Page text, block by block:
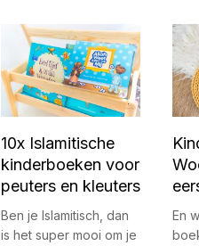
10x Islamitische
kinderboeken voor
peuters en kleuters
Ben je Islamitisch, dan
is het super mooi om je
En